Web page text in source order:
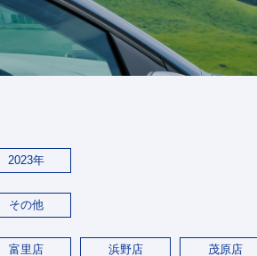
2023年
その他
富里店 浜野店 茂原店